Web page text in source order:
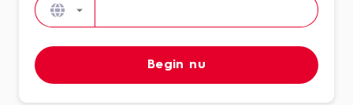
Begin nu